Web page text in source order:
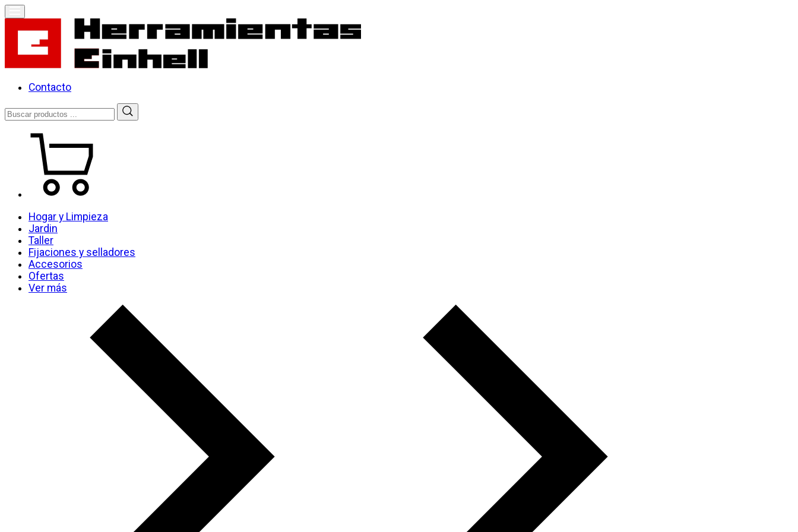
Skip
to
content
Herramientas Einhell
Distribuidor Oficial
Contacto
Buscar
por:
Hogar y Limpieza
Jardin
Taller
Fijaciones y selladores
Accesorios
Ofertas
Ver más